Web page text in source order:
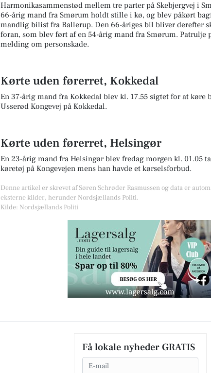
Harmonikasammenstød mellem tre parter på Skebjergvej i
66-årig mand fra Smørum holdt stille i kø, og blev påkørt
mandlig bilist fra Ballerup. Den 66-åriges bil bliver derefter
foran, som blev ført af en 54-årig mand fra Smørum. Patrulje
melding om personskade.
Kørte uden førerret, Kokkedal
En 37-årig mand fra Kokkedal blev kl. 17.55 sigtet for at køre
Usserød Kongevej på Kokkedal.
Kørte uden førerret, Helsingør
En 23-årig mand fra Helsingør blev fredag morgen kl. 01.05
køretøj på Kongevejen mens han havde et kørselsforbud.
Denne artikel er skrevet af Søren Schrøder Rasmussen og data er
eksterne kilder, herunder Nordsjællands Politi.
Kilde: Nordsjællands Politi
Få lokale nyheder GRATIS
Email